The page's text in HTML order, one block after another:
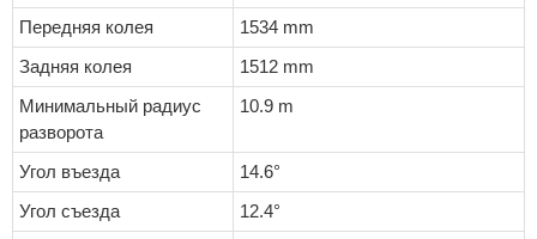
Передняя колея
1534 mm
Задняя колея
1512 mm
Минимальный радиус
разворота
10.9 m
Угол въезда
14.6°
Угол съезда
12.4°